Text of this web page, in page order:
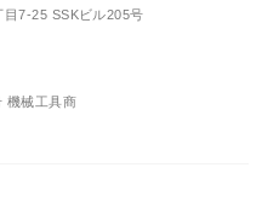
7-25 SSKビル205号
機械工具商